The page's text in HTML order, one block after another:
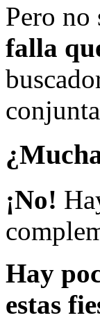
Pero no
falla
¡No!
Hay
estas